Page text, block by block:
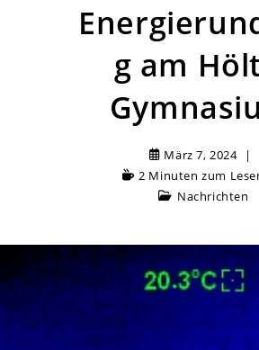
g am
März 7, 2024
2 Minuten zum
Nachrichten